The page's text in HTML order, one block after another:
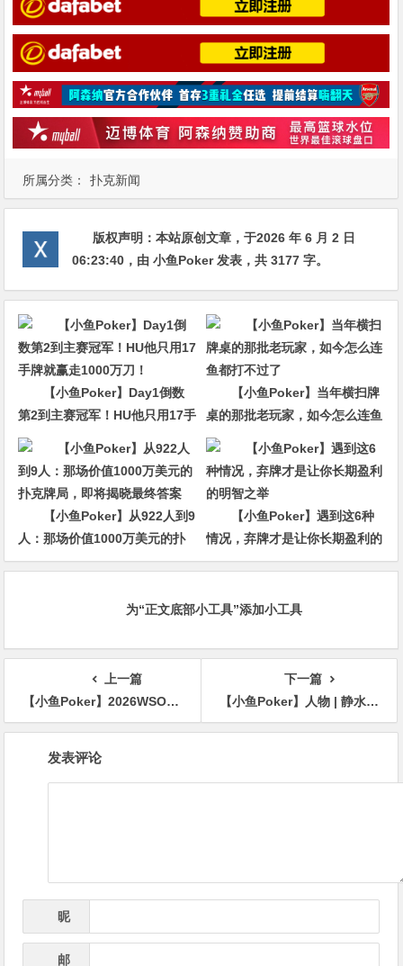
所属分类： 扑克新闻
版权声明：本站原创文章，于2026 年 6 月 2 日
06:23:40 ，由小鱼Poker发表，共 3177 字。
【小鱼Poker】Day1倒数
第2到主赛冠军！HU他只用17手
牌就赢走1000万刀！
【小鱼Poker】当年横扫牌
桌的那批老玩家，如今怎么连鱼
都打不过了
【小鱼Poker】从922人到9
人：那场价值1000万美元的扑
克牌局，即将揭晓最终答案
【小鱼Poker】遇到这6种
情况，弃牌才是让你长期盈利的
明智之举
为“正文底部小工具”添加小工具
上一篇
【小鱼Poker】2026WSOP $25K单挑赛：丹牛无情平推，Mizrachi击碎“地狱火”晋级16强！
下一篇
【小鱼Poker】人物 | 静水流深，一击致命：属于王阳的扑克修行与十二年沉潜
发表评论
昵
邮